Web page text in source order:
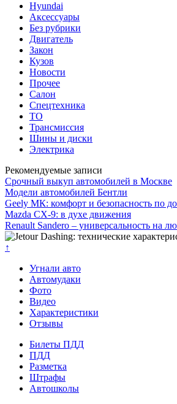
Hyundai
Аксессуары
Без рубрики
Двигатель
Закон
Кузов
Новости
Прочее
Салон
Спецтехника
ТО
Трансмиссия
Шины и диски
Электрика
Рекомендуемые записи
Срочный выкуп автомобилей в Москве
Модели автомобилей Бентли
Geely МК: комфорт и безопасность по
Mazda CX-9: в духе движения
Renault Sandero – универсальность на
↑
Угнали авто
Автомудаки
Фото
Видео
Характеристики
Отзывы
Билеты ПДД
ПДД
Разметка
Штрафы
Автошколы